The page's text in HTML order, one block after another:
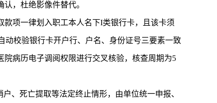
，杜绝影像件替代。
项一律划入职工本人名下I类银行卡，且该卡须
动校验银行卡开户行、户名、身份证号三要素一致
病历电子调阅权限进行交叉核验，核查周期为5
、死亡提取等法定终止情形，由单位统一申报、